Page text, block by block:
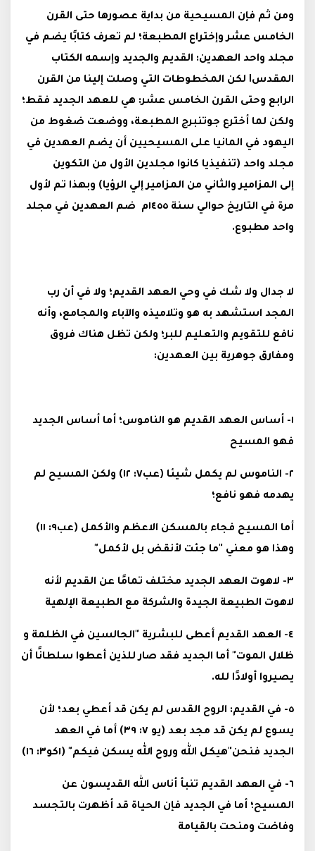
ومن ثم فإن المسيحية من بداية عصورها حتى القرن
الخامس عشر وإختراع المطبعة؛ لم تعرف كتابًا يضم في
مجلد واحد العهدين: القديم والجديد وإسمه الكتاب
المقدس! لكن المخطوطات التي وصلت إلينا من القرن
الرابع وحتى القرن الخامس عشر: هي للعهد الجديد فقط؛
ولكن لما أخترع جوتنبرج المطبعة، ووضعت ضغوط من
اليهود في المانيا على المسيحيين أن يضم العهدين في
مجلد واحد (تنفيذيا كانوا مجلدين الأول من التكوين
إلى المزامير والثاني من المزامير إلي الرؤيا) وبهذا تم لأول
مرة في التاريخ حوالي سنة ١٤٥٥م ضم العهدين في مجلد
واحد مطبوع.
لا جدال ولا شك في وحي العهد القديم؛ ولا في أن رب
المجد استشهد به هو وتلاميذه والآباء والمجامع، وأنه
نافع للتقويم والتعليم للبر؛ ولكن تظل هناك فروق
ومفارق جوهرية بين العهدين:
١- أساس العهد القديم هو الناموس؛ أما أساس الجديد
فهو المسيح
٢- الناموس لم يكمل شيئا (عب٧: ١٢) ولكن المسيح لم
يهدمه فهو نافع؛
أما المسيح فجاء بالمسكن الاعظم والأكمل (عب٩: ١١)
وهذا هو معني "ما جئت لأنقض بل لأكمل"
٣- لاهوت العهد الجديد مختلف تمامًا عن القديم لأنه
لاهوت الطبيعة الجيدة والشركة مع الطبيعة الإلهية
٤- العهد القديم أعطى للبشرية "الجالسين في الظلمة و
ظلال الموت" أما الجديد فقد صار للذين أعطوا سلطانًا أن
يصيروا أولادًا لله.
٥- في القديم: الروح القدس لم يكن قد أعطي بعد؛ لأن
يسوع لم يكن قد مجد بعد (يو ٧: ٣٩) أما في العهد
الجديد فنحن"هيكل الله وروح الله يسكن فيكم" (١كو٣: ١٦)
٦- في العهد القديم تنبأ أناس الله القديسون عن
المسيح؛ أما في الجديد فإن الحياة قد أظهرت بالتجسد
وفاضت ومنحت بالقيامة